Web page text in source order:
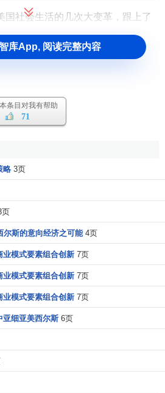
社会生活的几次大变革，跟上了
虽在采用尖端技术领域并无令人瞩
费者的购物及生活方式，都产生了
其主要成功经验是：决不墨守成
变化。农民的需要与城镇消费者又
一套有针对性的经营方式不可，首
农村需要的商品。其次是要做到价
，还要克服交通不便的困难，准时
德·西尔斯原是一个铁路货运的
拒绝收货，影响了他送钟表的生
利用邮局寄送，结果非常顺利。他
如指掌，大胆创新，逐步形成了一
经营办法。西尔斯经常收购
（这些商品质量均无问题）向农民
狠赚了一些钱。西尔斯还在邮购商
邮购用的产品手册，沟通邮购渠
，均有建树，不过，由于受当时条
高超的
公司，但使公司走上大企业轨道
库App, 阅读完整内容
本条目对我有帮助
71
略 3页
页
尔斯的意向经济之可能 4页
业模式要素组合创新 7页
业模式要素组合创新 7页
业模式要素组合创新 7页
亚细亚美西尔斯 6页